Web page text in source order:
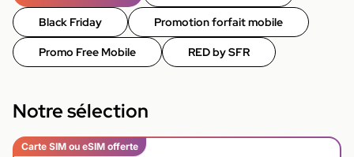
Black Friday Promotion forfait mobile
Promo Free Mobile RED by SFR
Notre sélection
Carte SIM ou eSIM offerte